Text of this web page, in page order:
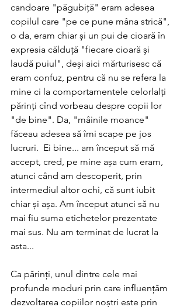
candoare "păgubiță" eram adesea
copilul care "pe ce pune mâna strică",
o da, eram chiar și un pui de cioară în
expresia călduță "fiecare cioară și
laudă puiul", deși aici mărturisesc că
eram confuz, pentru că nu se refera la
mine ci la comportamentele celorlalți
părinți cînd vorbeau despre copii lor
"de bine". Da, "mâinile moance"
făceau adesea să îmi scape pe jos
lucruri.  Ei bine... am început să mă
accept, cred, pe mine așa cum eram,
atunci când am descoperit, prin
intermediul altor ochi, că sunt iubit
chiar și așa. Am început atunci să nu
mai fiu suma etichetelor prezentate
mai sus. Nu am terminat de lucrat la
asta...
Ca părinți, unul dintre cele mai
profunde moduri prin care influențăm
dezvoltarea copiilor noștri este prin